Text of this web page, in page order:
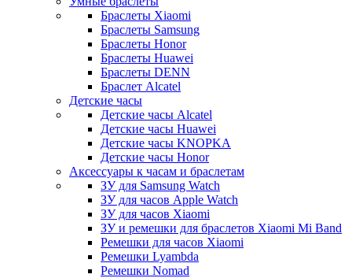
Браслеты Xiaomi
Браслеты Samsung
Браслеты Honor
Браслеты Huawei
Браслеты DENN
Браслет Alcatel
Детские часы
Детские часы Alcatel
Детские часы Huawei
Детские часы KNOPKA
Детские часы Honor
Аксессуары к часам и браслетам
ЗУ для Samsung Watch
ЗУ для часов Apple Watch
ЗУ для часов Xiaomi
ЗУ и ремешки для браслетов Xiaomi Mi Band
Ремешки для часов Xiaomi
Ремешки Lyambda
Ремешки Nomad